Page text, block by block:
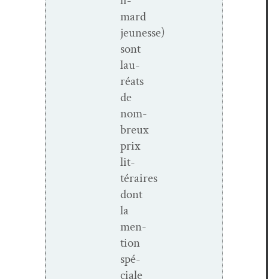
mard
jeunesse)
sont
lau­
réats
de
nom­
breux
prix
lit­
téraires
dont
la
men­
tion
spé­
ciale